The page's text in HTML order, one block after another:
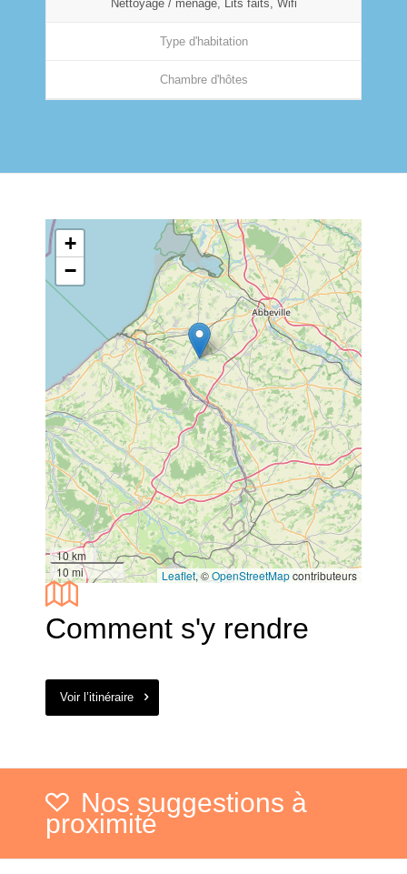
Nettoyage / ménage, Lits faits, Wifi
Type d'habitation
Chambre d'hôtes
+
−
10 km
10 mi
Leaflet, ©OpenStreetMapcontributeurs
Comment s'y rendre
Voir l’itinéraire
Nos suggestions à
proximité